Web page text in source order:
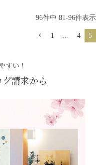
96件中 81-96件表示
1 … 4 5
すい！
請求から